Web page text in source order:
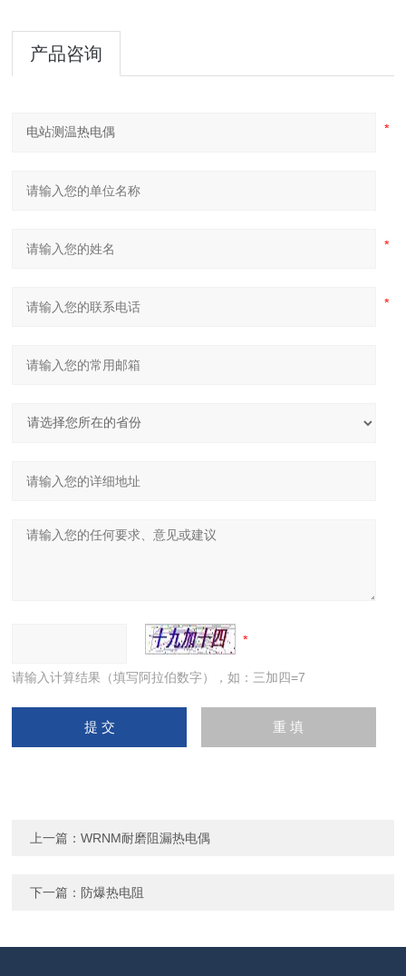
产品咨询
请输入计算结果（填写阿拉伯数字），如：三加四=7
上一篇：WRNM耐磨阻漏热电偶
下一篇： 防爆热电阻